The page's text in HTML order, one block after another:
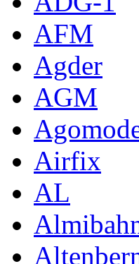
AFM
Agder
AGM
Airfix
AL